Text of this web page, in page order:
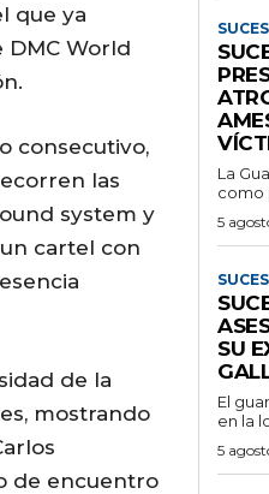
que ya
DMC World
consecutivo,
las
system y
cartel con
de la
mostrando
de encuentro
La
como
5
SU
El
en la
5